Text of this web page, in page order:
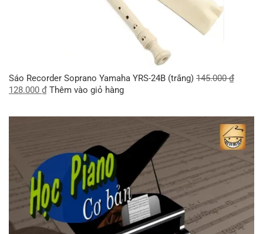
Sáo Recorder Soprano Yamaha YRS-24B (trắng) 145.000₫
128.000 ₫ Thêm vào giỏ hàng